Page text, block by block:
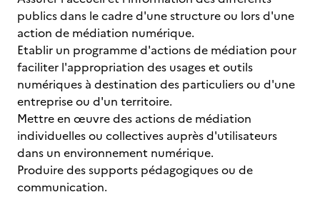
publics dans le cadre d'une structure ou lors d'une
action de médiation numérique.
Etablir un programme d'actions de médiation pour
faciliter l'appropriation des usages et outils
numériques à destination des particuliers ou d'une
entreprise ou d'un territoire.
Mettre en œuvre des actions de médiation
individuelles ou collectives auprès d'utilisateurs
dans un environnement numérique.
Produire des supports pédagogiques ou de
communication.